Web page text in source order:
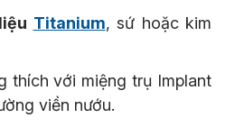
Titanium, sứ hoặc kim
thích với miệng trụ Implant
viền nướu.